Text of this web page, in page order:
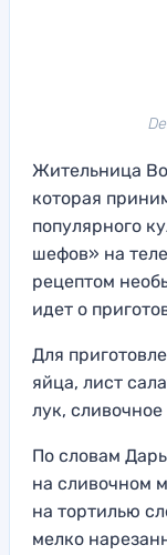
Жительница
которая
популярного
шефов» на
рецептом
идет о
Для
яйца, лист
лук,
По словам
на сливочном
на тортилью
мелко